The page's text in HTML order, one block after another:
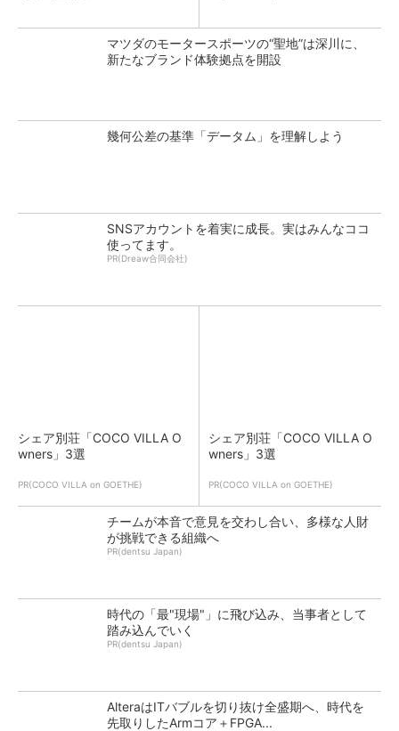
マツダのモータースポーツの“聖地”は深川に、
新たなブランド体験拠点を開設
幾何公差の基準「データム」を理解しよう
SNSアカウントを着実に成長。実はみんなココ
使ってます。
PR(Dreaw合同会社)
シェア別荘「COCO VILLA O
wners」3選
PR(COCO VILLA on GOETHE)
シェア別荘「COCO VILLA O
wners」3選
PR(COCO VILLA on GOETHE)
チームが本音で意見を交わし合い、多様な人財
が挑戦できる組織へ
PR(dentsu Japan)
時代の「最"現場"」に飛び込み、当事者として
踏み込んでいく
PR(dentsu Japan)
AlteraはITバブルを切り抜け全盛期へ、時代を
先取りしたArmコア＋FPGA...